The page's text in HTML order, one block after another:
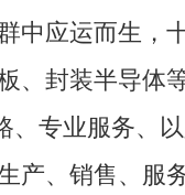
中应运而生，
、封装半导体
、专业服务、
产、销售、服